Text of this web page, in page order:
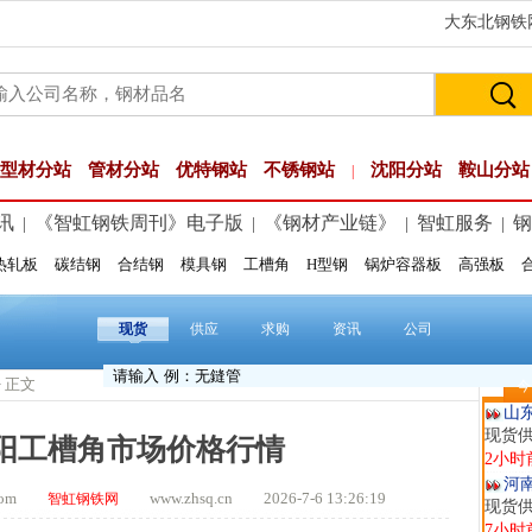
大东北钢铁
型材分站 管材分站 优特钢站 不锈钢站 沈阳分站 鞍山分站
《智虹钢铁周刊》电子版 《钢材产业链》 智虹服务
轧板 碳结钢 合结钢 模具钢 工槽角 H型钢 锅炉容器板 高强板
现货 供应 求购 资讯 公司
正文
工槽角市场价格行情
智虹钢铁网 www.zhsq.cn 2026-7-6 13:26:19
玖
现货
现货
2小时
山
现货
2小时
河
现货